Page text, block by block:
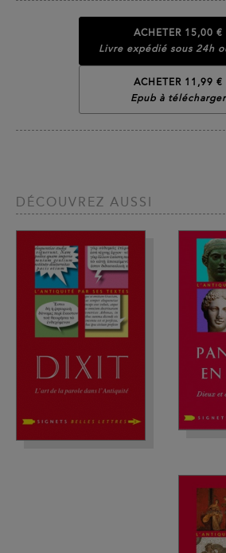
ACHETER 15,00 €
Livre expédié sous 24h
ACHETER 11,99 €
Epub à télécharger
DÉCOUVREZ AUSSI